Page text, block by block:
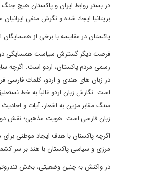
در بستر روابط ایران و پاکستان هیچ
بریتانیا ایجاد شده و نگرش منفی
پاکستان در مقایسه با برخی از
فرصت دیگر گسترش سیاست همسایگی دو
رسمی مردم پاکستان، اردو است. اگرچه
است. نگارش زبان اردو غالباً به خط
سنگ مقابر مزین به اشعار، آیات و
زبان فارسی است. هویت مذهبی؛ نقش
اگرچه پاکستان با هدف ایجاد موطنی
مرزی و سیاسی پاکستان با هند بر سر کشمیر موجب شده
در واکنش به چنین وضعیتی، بخش